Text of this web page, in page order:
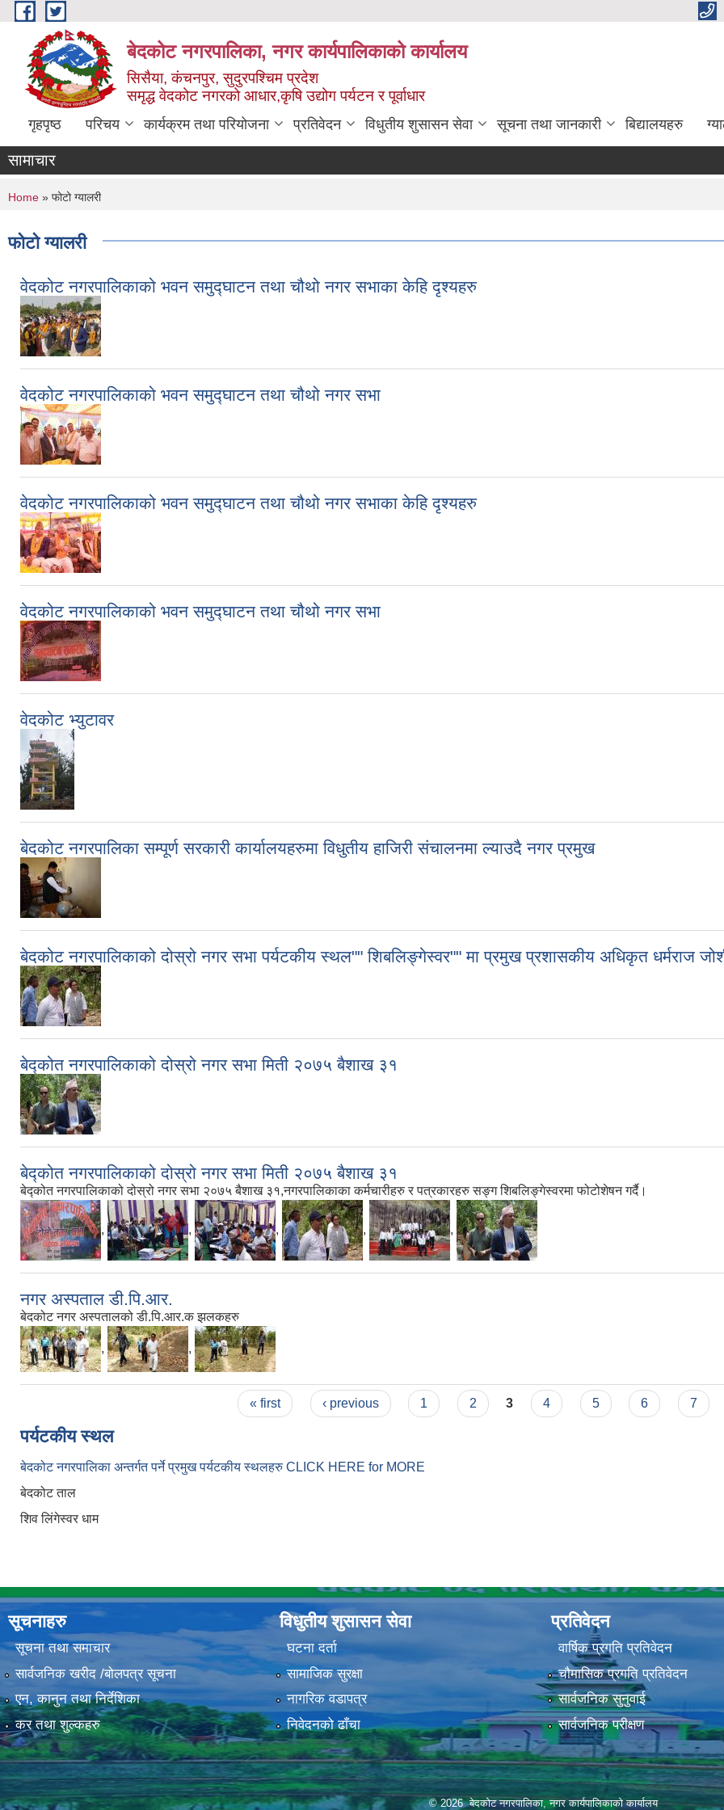
Skip to main content
बेदकोट नगरपालिका, नगर कार्यपालिकाको कार्यालय
सिसैया, कंचनपुर, सुदुरपश्चिम प्रदेश
समृद्ध वेदकोट नगरको आधार,कृषि उद्योग पर्यटन र पूर्वाधार
गृहपृष्ठ परिचय कार्यक्रम तथा परियोजना प्रतिवेदन विधुतीय शुसासन सेवा सूचना तथा जानकारी बिद्यालयहरु
सामाचार
You are here
Home » फोटो ग्यालरी
फोटो ग्यालरी
वेदकोट नगरपालिकाको भवन समुद्घाटन तथा चौथो नगर सभाका केहि दृश्यहरु
वेदकोट नगरपालिकाको भवन समुद्घाटन तथा चौथो नगर सभा
वेदकोट नगरपालिकाको भवन समुद्घाटन तथा चौथो नगर सभाका केहि दृश्यहरु
वेदकोट नगरपालिकाको भवन समुद्घाटन तथा चौथो नगर सभा
वेदकोट भ्युटावर
बेदकोट नगरपालिका सम्पूर्ण सरकारी कार्यालयहरुमा विधुतीय हाजिरी संचालनमा ल्याउदै नगर प्रमुख
बेदकोट नगरपालिकाको दोस्रो नगर सभा पर्यटकीय स्थल"" शिबलिङ्गेस्वर"" मा प्रमुख प्रशासकीय अधिकृत धर्मराज
बेद्कोत नगरपालिकाको दोस्रो नगर सभा मिती २०७५ बैशाख ३१
बेद्कोत नगरपालिकाको दोस्रो नगर सभा मिती २०७५ बैशाख ३१
बेद्कोत नगरपालिकाको दोस्रो नगर सभा २०७५ बैशाख ३१,नगरपालिकाका कर्मचारीहरु र पत्रकारहरु सङ्ग शिबलिङ्गेस्वरमा फोटोशेषन गर्दै।
, , , , ,
नगर अस्पताल डी.पि.आर.
बेदकोट नगर अस्पतालको डी.पि.आर.क झलकहरु
, ,
« first ‹ previous 1 2 3 4 5 6 7
पर्यटकीय स्थल
बेदकोट नगरपालिका अन्तर्गत पर्ने प्रमुख पर्यटकीय स्थलहरु CLICK HERE for MORE
बेदकोट ताल
शिव लिंगेस्वर धाम
सूचनाहरु
सूचना तथा समाचार
सार्वजनिक खरीद /बोलपत्र सूचना
एन, कानुन तथा निर्देशिका
कर तथा शुल्कहरु
विधुतीय शुसासन सेवा
घटना दर्ता
सामाजिक सुरक्षा
नागरिक वडापत्र
निवेदनको ढाँचा
प्रतिवेदन
वार्षिक प्रगति प्रतिवेदन
चौमासिक प्रगति प्रतिवेदन
सार्वजनिक सुनुवाई
सार्वजनिक परीक्षण
© 2026 बेदकोट नगरपालिका, नगर कार्यपालिकाको कार्यालय